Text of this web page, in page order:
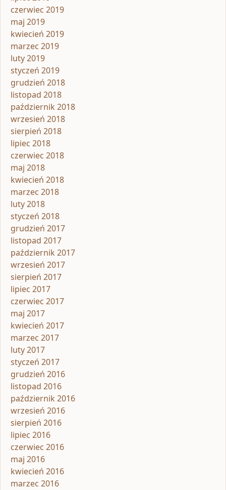
czerwiec 2019
maj 2019
kwiecień 2019
marzec 2019
luty 2019
styczeń 2019
grudzień 2018
listopad 2018
październik 2018
wrzesień 2018
sierpień 2018
lipiec 2018
czerwiec 2018
maj 2018
kwiecień 2018
marzec 2018
luty 2018
styczeń 2018
grudzień 2017
listopad 2017
październik 2017
wrzesień 2017
sierpień 2017
lipiec 2017
czerwiec 2017
maj 2017
kwiecień 2017
marzec 2017
luty 2017
styczeń 2017
grudzień 2016
listopad 2016
październik 2016
wrzesień 2016
sierpień 2016
lipiec 2016
czerwiec 2016
maj 2016
kwiecień 2016
marzec 2016